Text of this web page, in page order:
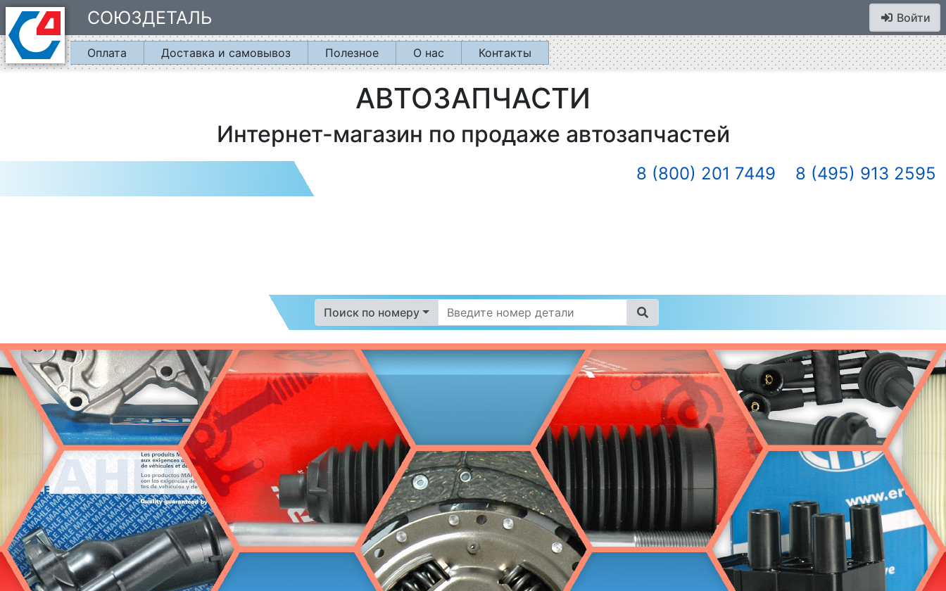
СОЮЗДЕТАЛЬ Войти
Оплата Доставка и самовывоз Полезное О нас Контакты
АВТОЗАПЧАСТИ
Интернет-магазин по продаже автозапчастей
8 (800) 201 7449 8 (495) 913 2595
Поиск по номеру